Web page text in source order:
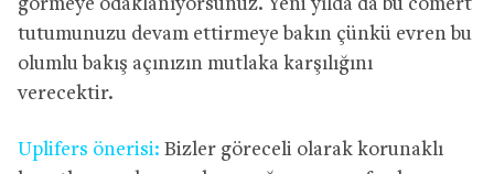
görmeye odaklanıyorsunuz. Yeni yılda da bu cömert
tutumunuzu devam ettirmeye bakın çünkü evren bu
olumlu bakış açınızın mutlaka karşılığını
verecektir.
Uplifers önerisi: Bizler göreceli olarak korunaklı